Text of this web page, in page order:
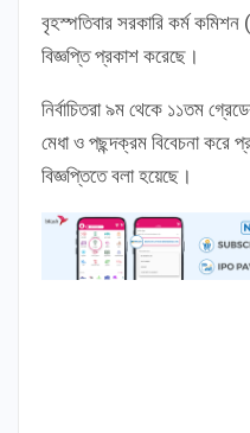
বৃহস্পতিবার সরকারি কর্ম কমিশন
বিজ্ঞপ্তি প্রকাশ করেছে।
নির্বাচিতরা ৯ম থেকে ১১তম
মেধা ও পছন্দক্রম বিবেচনা করে
বিজ্ঞপ্তিতে বলা হয়েছে।